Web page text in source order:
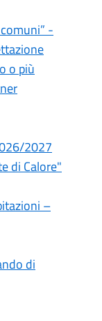
-
o più
2027
di Calore"
–
di